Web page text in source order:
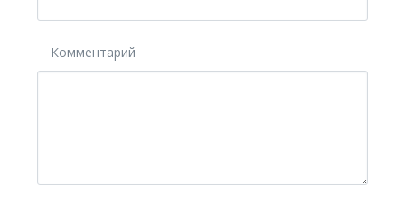
Комментарий